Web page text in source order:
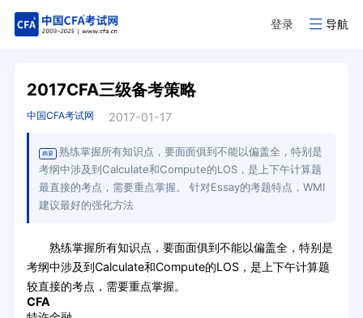
登录 导航
2017CFA三级备考策略
中国CFA考试网 2017-01-17
摘要
熟练掌握所有知识点，要面面俱到不能以偏盖全，特别是
考纲中涉及到Calculate和Compute的LOS，是上下午计算题
最直接的考点，需要重点掌握。 针对Essay的考题特点，WMI
建议最好的强化方法
熟练掌握所有知识点，要面面俱到不能以偏盖全，特别是
考纲中涉及到Calculate和Compute的LOS，是上下午计算题
较直接的考点，需要重点掌握。
CFA